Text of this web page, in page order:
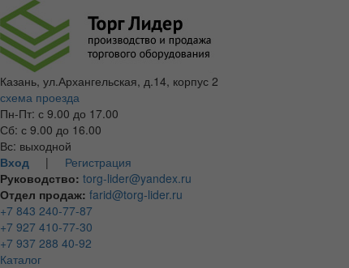
Казань, ул.Архангельская, д.14, корпус 2
схема проезда
Пн-Пт: с 9.00 до 17.00
Сб: с 9.00 до 16.00
Вс: выходной
Вход | Регистрация
Руководство: torg-lider@yandex.ru
Отдел продаж: farid@torg-lider.ru
+7 843 240-77-87
+7 927 410-77-30
+7 937 288 40-92
Каталог